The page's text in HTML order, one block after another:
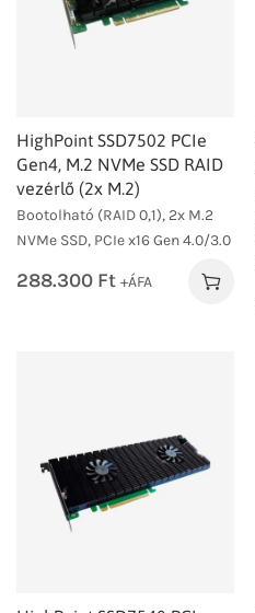
HighPoint SSD7502 PCIe
Gen4, M.2 NVMe SSD RAID
vezérlő (2x M.2)
Bootolható (RAID 0,1), 2x M.2
NVMe SSD, PCIe x16 Gen 4.0/3.0
288.300 Ft +ÁFA